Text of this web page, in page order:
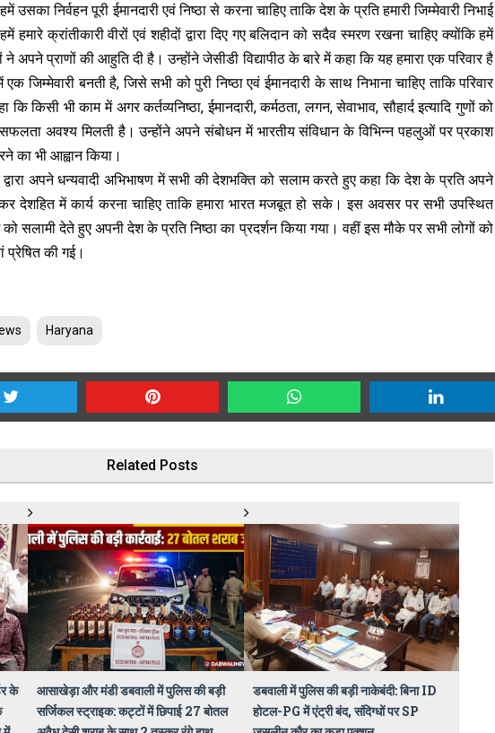
उसका निर्वहन पूरी ईमानदारी एवं निष्ठा से करना चाहिए ताकि देश के प्रति हमारी जिम्मेवारी निभाई
क्रांतीकारी वीरों एवं शहीदों द्वारा दिए गए बलिदान को सदैव स्मरण रखना चाहिए क्योंकि हमें
प्राणों की आहुति दी है। उन्होंने जेसीडी विद्यापीठ के बारे में कहा कि यह हमारा एक परिवार है
जिम्मेवारी बनती है, जिसे सभी को पुरी निष्ठा एवं ईमानदारी के साथ निभाना चाहिए ताकि परिवार
किसी भी काम में अगर कर्तव्यनिष्ठा, ईमानदारी, कर्मठता, लगन, सेवाभाव, सौहार्द इत्यादि गुणों को
अवश्य मिलती है। उन्होंने अपने संबोधन में भारतीय संविधान के विभिन्न पहलुओं पर प्रकाश
का भी आह्वान किया।
अपने धन्यवादी अभिभाषण में सभी की देशभक्ति को सलाम करते हुए कहा कि देश के प्रति अपने
देशहित में कार्य करना चाहिए ताकि हमारा भारत मजबूत हो सके। इस अवसर पर सभी उपस्थित
को सलामी देते हुए अपनी देश के प्रति निष्ठा का प्रदर्शन किया गया। वहीं इस मौके पर सभी लोगों को
प्रेषित की गई।
Haryana
Related Posts
के
आसाखेड़ा और मंडी डबवाली में पुलिस की बड़ी
सर्जिकल स्ट्राइक: कट्टों में छिपाई 27 बोतल
डबवाली में पुलिस की बड़ी नाकेबंदी: बिना ID
होटल-PG में एंट्री बंद, संदिग्धों पर SP